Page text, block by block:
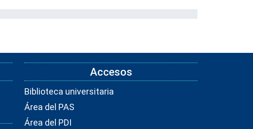
Accesos
Biblioteca universitaria
Área del PAS
Área del PDI